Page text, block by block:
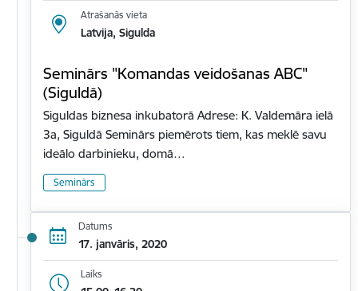
Atrašanās vieta
Latvija, Sigulda
Seminārs "Komandas veidošanas ABC"
(Siguldā)
Siguldas biznesa inkubatorā Adrese: K. Valdemāra ielā
3a, Siguldā Seminārs piemērots tiem, kas meklē savu
ideālo darbinieku, domā…
Seminārs
Datums
17. janvāris, 2020
Laiks